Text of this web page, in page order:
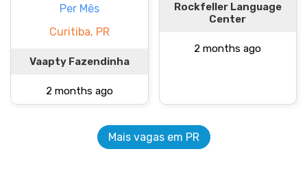
Per Mês
Curitiba, PR
Vaapty Fazendinha
2 months ago
Rockfeller Language
Center
2 months ago
Mais vagas em PR